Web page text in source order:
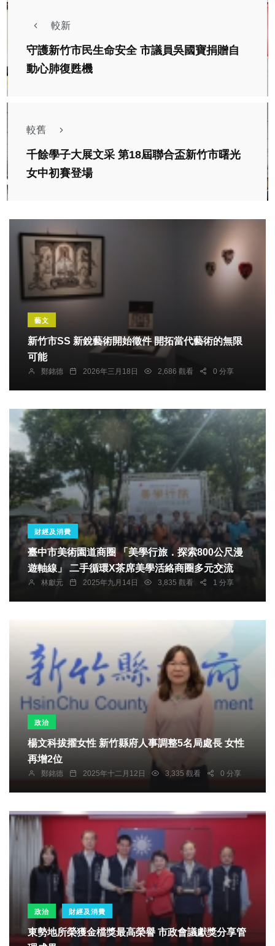
較新
守護新竹市民生命安全 市議員吳國寶捐贈自
動心肺復甦機
較舊
千餘學子大展文采 第18屆聯合盃新竹市曙光
女中初賽登場
藝文
新竹市SS 新銳藝術開始徵件 開拓當代藝術的無限
可能
鄭銘德 2026年三月18日 2,686 觀看 0 分享
財經及消費
臺中市美術園道商圈 「美學行旅．探索800公尺漫
遊軸線」 二手循環X茶席美學活絡商圈多元交流
林獻元 2025年九月14日 3,835 觀看 1 分享
政治
楊文科拔擢女性 新竹縣府人事調整5名局處長 女性
再增2位
鄭銘德 2025年十二月12日 3,335 觀看 0 分享
政治 財經及消費
東勢地所榮獲金檔獎最高榮譽 市政會議獻獎分享管